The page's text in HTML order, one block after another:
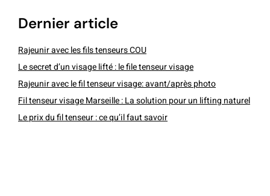
dernier article
Rajeunir avec les fils tenseurs COU
Le secret d’un visage lifté : le file tenseur visage
Rajeunir avec le fil tenseur visage: avant/après photo
Fil tenseur visage Marseille : La solution pour un lifting naturel
Le prix du fil tenseur : ce qu’il faut savoir